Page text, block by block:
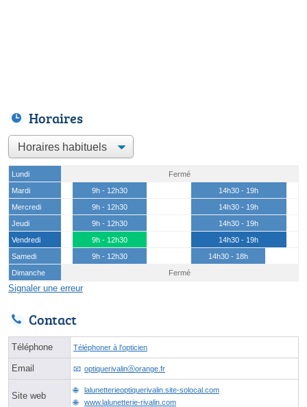
Horaires
Lundi
Fermé
Mardi
9h - 12h30
14h30 - 19h
Mercredi
9h - 12h30
14h30 - 19h
Jeudi
9h - 12h30
14h30 - 19h
Vendredi
9h - 12h30
14h30 - 19h
Samedi
9h - 12h30
14h30 - 18h
Dimanche
Fermé
Signaler une erreur
Contact
Téléphone Téléphoner à l'opticien
Email optiquerivalinⓐorange.fr
Site web
lalunetterieoptiquerivalin.site-solocal.com
www.lalunetterie-rivalin.com